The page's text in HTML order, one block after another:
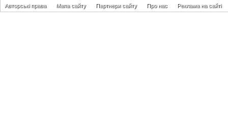
Авторські права Мапа сайту Партнери сайту Про нас Реклама на сайті